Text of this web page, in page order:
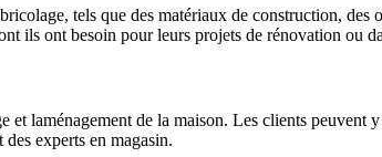
tels que des matériaux de construction, des
ils ont besoin pour leurs projets de rénovation ou
laménagement de la maison. Les clients peuvent
experts en magasin.